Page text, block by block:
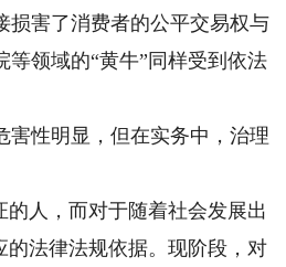
损害了消费者的公平交易权与
领域的“黄牛”同样受到依法
性明显，但在实务中，治理
人，而对于随着社会发展出
的法律法规依据。现阶段，对